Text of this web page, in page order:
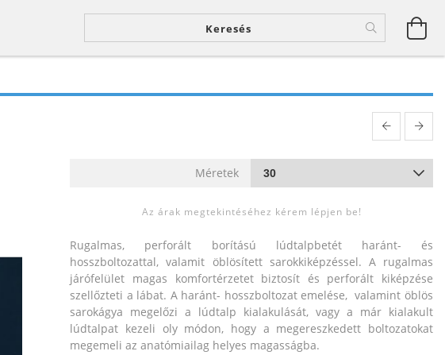
Méretek
Az árak megtekintéséhez kérem lépjen be!
Rugalmas, perforált borítású lúdtalpbetét haránt- és
hosszboltozattal, valamit öblösített sarokkiképzéssel. A rugalmas
járófelület magas komfortérzetet biztosít és perforált kiképzése
szellőzteti a lábat. A haránt- hosszboltozat emelése, valamint öblös
sarokágya megelőzi a lúdtalp kialakulását, vagy a már kialakult
lúdtalpat kezeli oly módon, hogy a megereszkedett boltozatokat
megemeli az anatómiailag helyes magasságba.